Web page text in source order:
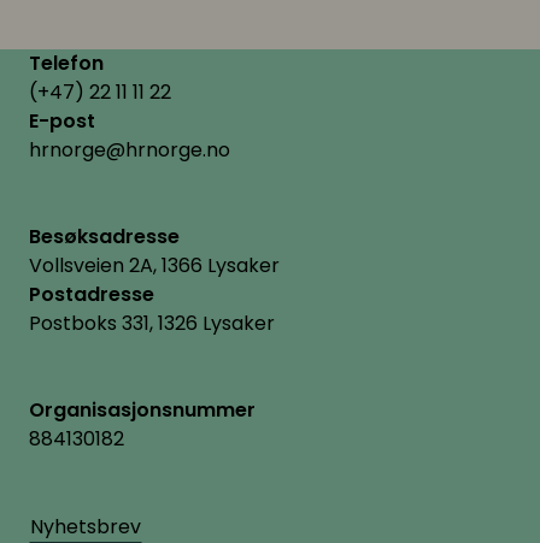
Telefon
(+47) 22 11 11 22
E-post
hrnorge@hrnorge.no
Besøksadresse
Vollsveien 2A, 1366 Lysaker
Postadresse
Postboks 331, 1326 Lysaker
Organisasjonsnummer
884130182
Nyhetsbrev